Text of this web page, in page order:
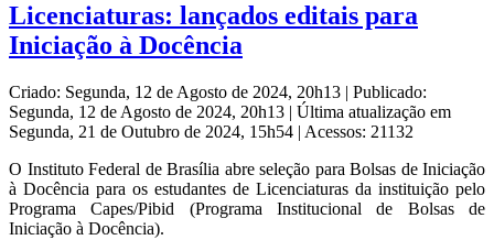
Licenciaturas: lançados editais para
Iniciação à Docência
Criado: Segunda, 12 de Agosto de 2024, 20h13 | Publicado:
Segunda, 12 de Agosto de 2024, 20h13 | Última atualização em
Segunda, 21 de Outubro de 2024, 15h54 | Acessos: 21132
O Instituto Federal de Brasília abre seleção para Bolsas de Iniciação
à Docência para os estudantes de Licenciaturas da instituição pelo
Programa Capes/Pibid (Programa Institucional de Bolsas de
Iniciação à Docência).